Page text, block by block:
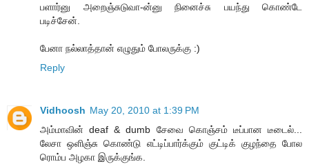
பளார்னு அறைஞ்சுடுவா-ன்னு நினைச்சு பயந்து கொண்டே
படிச்சேன்.
பேனா நல்லாத்தான் எழுதும் போலருக்கு :)
Reply
Vidhoosh May 20, 2010 at 1:39 PM
அம்மாவின் deaf & dumb சேவை கொஞ்சம் டீப்பான டீடைல்...
லேசா ஒளிஞ்சு கொண்டு எட்டிப்பார்க்கும் குட்டிக் குழந்தை போல
ரொம்ப அழகா இருக்குங்க.